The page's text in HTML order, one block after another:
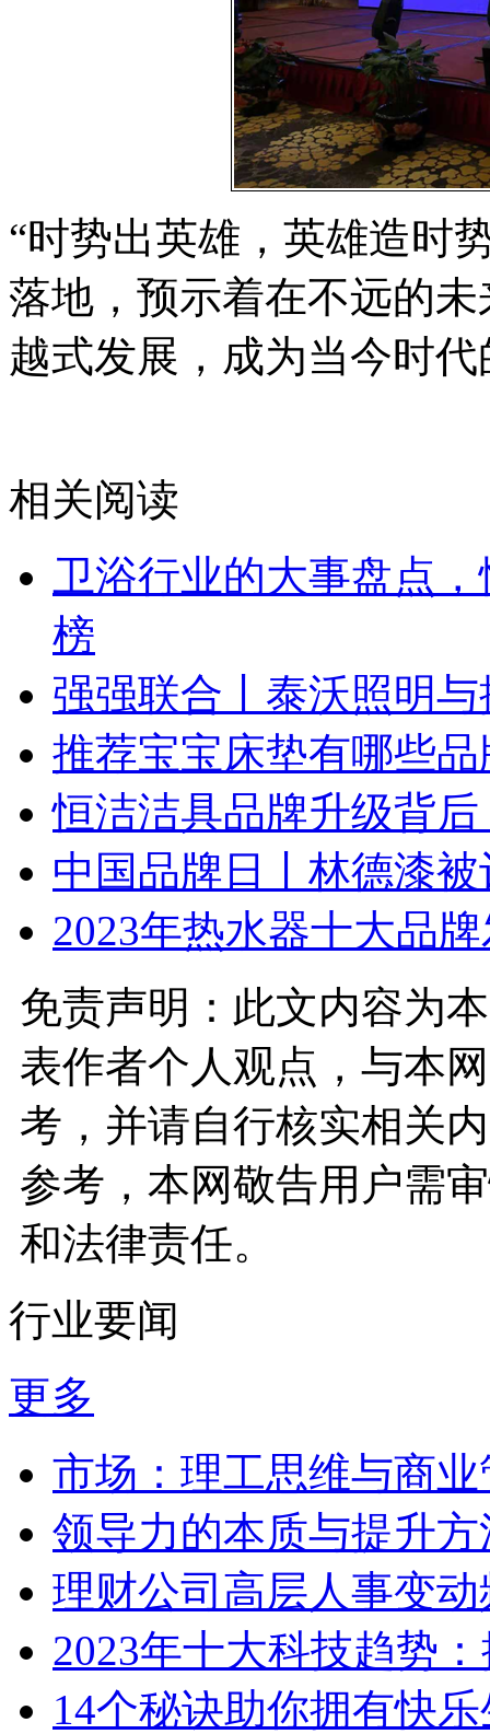
“时势出英雄，英雄造时
落地，预示着在不远的
越式发展，成为当今时代
相关阅读
卫浴行业的大事盘点
榜
强强联合丨泰沃照明
推荐宝宝床垫有哪些
恒洁洁具品牌升级背
中国品牌日丨林德漆
​2023年热水器十大品
免责声明：此文内容为
表作者个人观点，与本
考，并请自行核实相关
参考，本网敬告用户需
和法律责任。
行业要闻
更多
市场：理工思维与商
领导力的本质与提升方
理财公司高层人事变
2023年十大科技趋势
14个秘诀助你拥有快